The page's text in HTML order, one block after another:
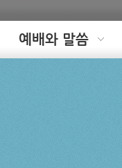
예배와 말씀